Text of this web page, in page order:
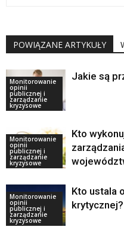
POWIĄZANE ARTYKUŁY
Monitorowanie
opinii
publicznej i
zarządzanie
kryzysowe
Jakie są
Monitorowanie
opinii
publicznej i
zarządzanie
kryzysowe
Kto
Monitorowanie
opinii
publicznej i
zarządzanie
kryzysowe
Kto ustala
krytycznej?